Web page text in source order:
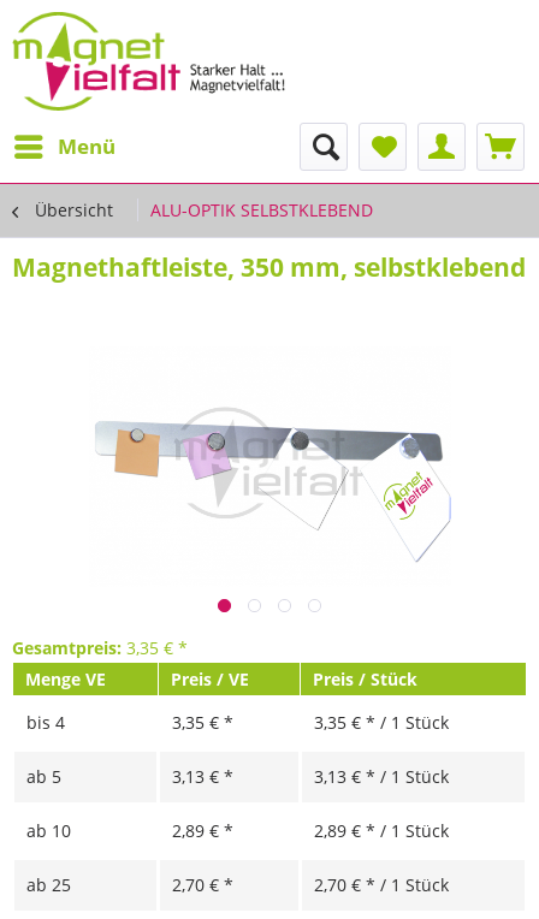
Menü
Übersicht ALU-OPTIK SELBSTKLEBEND
Magnethaftleiste, 350 mm, selbstklebend
Gesamtpreis: 3,35 € *
Menge VE
Preis / VE
Preis / Stück
bis 4 3,35 € * 3,35 € * / 1 Stück
ab 5 3,13 € * 3,13 € * / 1 Stück
ab 10 2,89 € * 2,89 € * / 1 Stück
ab 25 2,70 € * 2,70 € * / 1 Stück